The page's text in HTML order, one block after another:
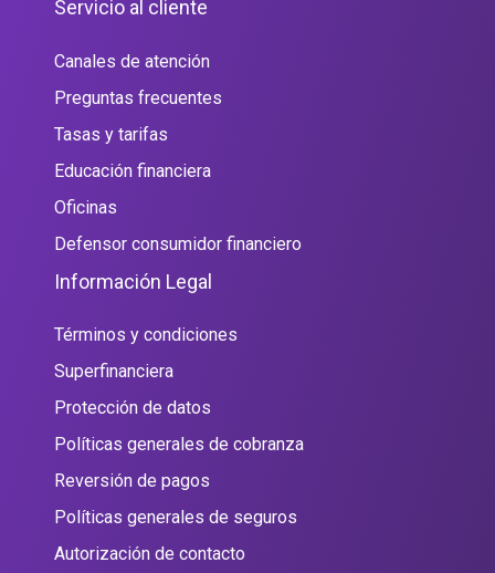
Servicio al cliente
Canales de atención
Preguntas frecuentes
Tasas y tarifas
Educación financiera
Oficinas
Defensor consumidor financiero
Información Legal
Términos y condiciones
Superfinanciera
Protección de datos
Políticas generales de cobranza
Reversión de pagos
Políticas generales de seguros
Autorización de contacto